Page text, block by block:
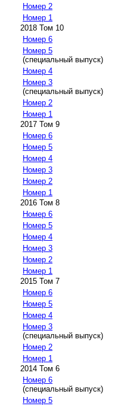
Номер 2
Номер 1
2018 Том 10
Номер 6
Номер 5
(специальный выпуск)
Номер 4
Номер 3
(специальный выпуск)
Номер 2
Номер 1
2017 Том 9
Номер 6
Номер 5
Номер 4
Номер 3
Номер 2
Номер 1
2016 Том 8
Номер 6
Номер 5
Номер 4
Номер 3
Номер 2
Номер 1
2015 Том 7
Номер 6
Номер 5
Номер 4
Номер 3
(специальный выпуск)
Номер 2
Номер 1
2014 Том 6
Номер 6
(специальный выпуск)
Номер 5